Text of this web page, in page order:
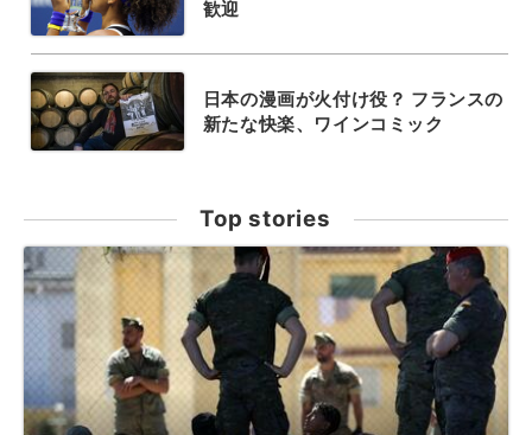
歓迎
日本の漫画が火付け役？ フランスの
新たな快楽、ワインコミック
Top stories